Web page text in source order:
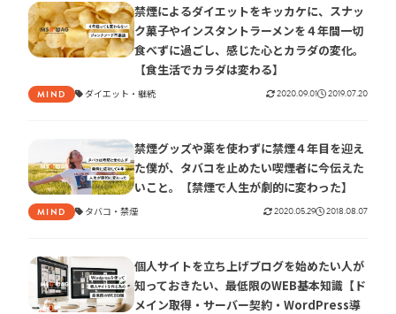
禁煙によるダイエットをキッカケに、スナッ
ク菓子やインスタントラーメンを４年間一切
食べずに過ごし、感じた心とカラダの変化。
【食生活でカラダは変わる】
MIND ダイエット 継続 2020.09.01 2019.07.20
禁煙グッズや薬を使わずに禁煙４年目を迎え
た僕が、タバコを止めたい喫煙者に今伝えた
いこと。【禁煙で人生が劇的に変わった】
MIND タバコ 禁煙 2020.05.29 2018.08.07
個人サイトを立ち上げブログを始めたい人が
知っておきたい、最低限のWEB基本知識【ド
メイン取得・サーバー契約・WordPress導